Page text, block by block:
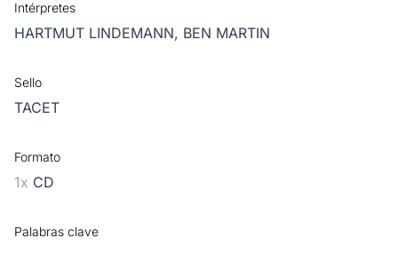
Intérpretes
HARTMUT LINDEMANN, BEN MARTIN
Sello
TACET
Formato
1x CD
Palabras clave